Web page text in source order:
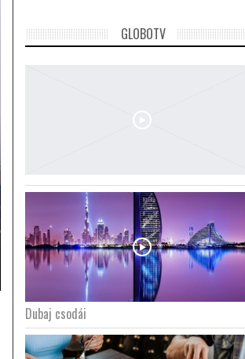
GLOBOTV
Dubaj csodái